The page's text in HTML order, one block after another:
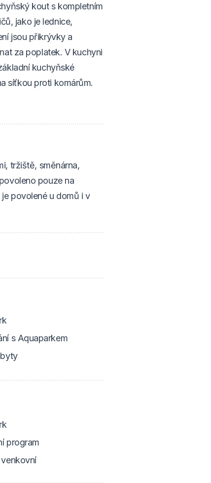
kout s kompletním
jako je lednice,
jsou přikrývky a
za poplatek. V kuchyni
kuchyňské
síťkou proti komárům.
tržiště, směnárna,
pouze na
povolené u domů i v
s Aquaparkem
program